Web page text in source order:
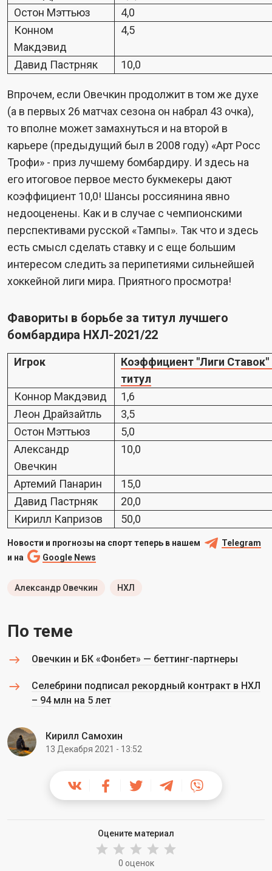
Остон Мэттьюз
4,0
Конном
Макдэвид
4,5
Давид Пастрняк 10,0
Впрочем, если Овечкин продолжит в том же духе
(а в первых 26 матчах сезона он набрал 43 очка),
то вполне может замахнуться и на второй в
карьере (предыдущий был в 2008 году) «Арт Росс
Трофи» - приз лучшему бомбардиру. И здесь на
его итоговое первое место букмекеры дают
коэффициент 10,0! Шансы россиянина явно
недооценены. Как и в случае с чемпионскими
перспективами русской «Тампы». Так что и здесь
есть смысл сделать ставку и с еще большим
интересом следить за перипетиями сильнейшей
хоккейной лиги мира. Приятного просмотра!
Фавориты в борьбе за титул лучшего
бомбардира НХЛ-2021/22
Игрок
Коэффициент "Лиги Ставок"
титул
Коннор Макдэвид
1,6
Леон Драйзайтль
3,5
Остон Мэттьюз
5,0
Александр
Овечкин
10,0
Артемий Панарин
15,0
Давид Пастрняк
20,0
Кирилл Капризов
50,0
Новости и прогнозы на спорт теперь в нашем
Telegram
и на
Google News
Александр Овечкин НХЛ
По теме
Овечкин и БК «Фонбет» — беттинг-партнеры
Селебрини подписал рекордный контракт в НХЛ
– 94 млн на 5 лет
Кирилл Самохин
13 Декабря 2021 - 13:52
Оцените материал
0 оценок